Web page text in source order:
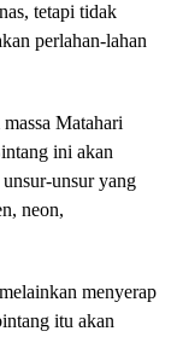
tetapi tidak
perlahan-lahan
Matahari
ini akan
unsur yang
neon,
menyerap
itu akan